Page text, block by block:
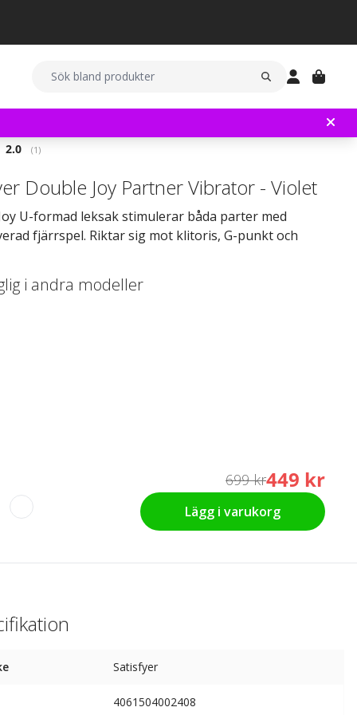
Snittbetyg:
2.0 (röster:
1)
Double Joy Partner Vibrator - Violet
U-formad leksak stimulerar båda parter med
fjärrspel. Riktar sig mot klitoris, G-punkt och
i andra modeller
699 kr449 kr
Lägg i varukorg
Satisfyer
4061504002408